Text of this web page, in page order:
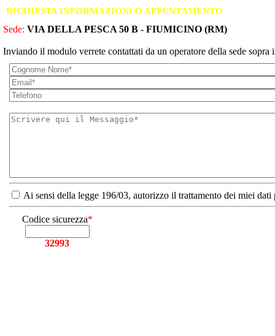
RICHIESTA INFORMAZIONI O APPUNTAMENTO
Sede: VIA DELLA PESCA 50 B - FIUMICINO (RM)
Inviando il modulo verrete contattati da un operatore della sede sopra
Ai sensi della legge 196/03, autorizzo il trattamento dei miei
Codice sicurezza*
32993